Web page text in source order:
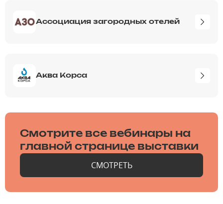
Ассоциация загородных отелей
Аква Корса
Смотрите все вебинары на
главной странице выставки
СМОТРЕТЬ